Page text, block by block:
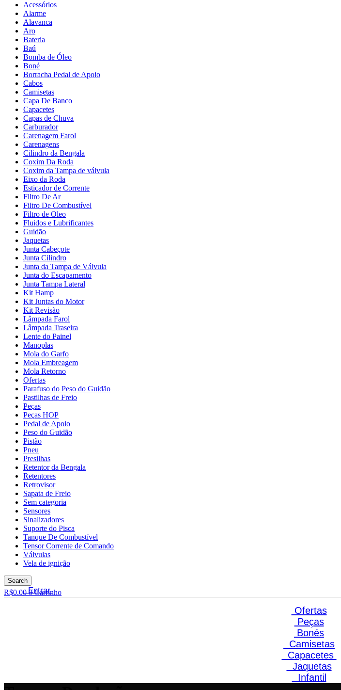
Acessórios
Alarme
Alavanca
Aro
Bateria
Baú
Bomba de Óleo
Boné
Borracha Pedal de Apoio
Cabos
Camisetas
Capa De Banco
Capacetes
Capas de Chuva
Carburador
Carenagem Farol
Carenagens
Cilindro da Bengala
Coxim Da Roda
Coxim da Tampa de válvula
Eixo da Roda
Esticador de Corrente
Filtro De Ar
Filtro De Combustível
Filtro de Oleo
Fluidos e Lubrificantes
Guidão
Jaquetas
Junta Cabeçote
Junta Cilindro
Junta da Tampa de Válvula
Junta do Escapamento
Junta Tampa Lateral
Kit Hamp
Kit Juntas do Motor
Kit Revisão
Lâmpada Farol
Lâmpada Traseira
Lente do Painel
Manoplas
Mola do Garfo
Mola Embreagem
Mola Retorno
Ofertas
Parafuso do Peso do Guidão
Pastilhas de Freio
Peças
Peças HOP
Pedal de Apoio
Peso do Guidão
Pistão
Pneu
Presilhas
Retentor da Bengala
Retentores
Retrovisor
Sapata de Freio
Sem categoria
Sensores
Sinalizadores
Suporte do Pisca
Tanque De Combustível
Tensor Corrente de Comando
Válvulas
Vela de ignição
Search
Entrar
R$0.00 0 Carrinho
Ofertas
Peças
Bonés
Camisetas
Capacetes
Jaquetas
Infantil